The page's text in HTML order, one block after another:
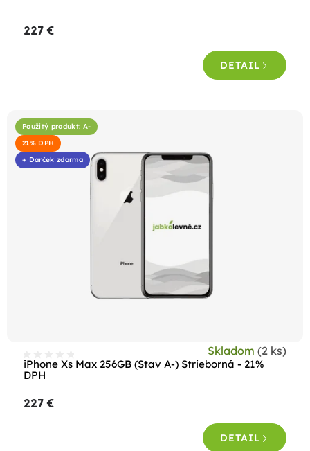
227 €
DETAIL
Použitý produkt: A-
21% DPH
+ Darček zdarma
iPhone Xs Max 256GB (Stav A-) Strieborná - 21%
DPH
Skladom (2 ks)
227 €
DETAIL